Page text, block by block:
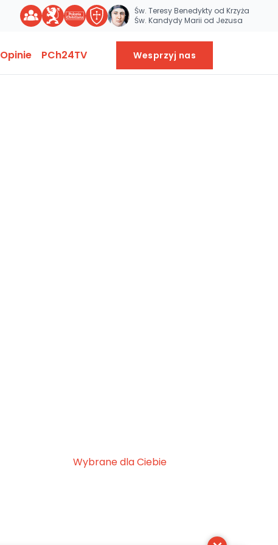
Św. Teresy Benedykty od Krzyża
Św. Kandydy Marii od Jezusa
Opinie PCh24TV Wesprzyj nas
Wybrane dla Ciebie